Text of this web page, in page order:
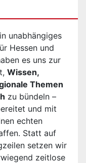
unabhängiges
Hessen und
es uns zur
Wissen,
Themen
zu bündeln –
und mit
echten
Statt auf
setzen wir
zeitlose